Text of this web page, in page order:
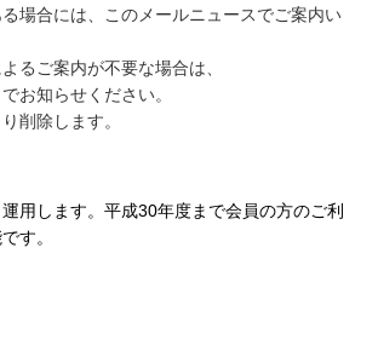
場合には、
このメールニュースでご案内い
るご案内が不要な場合は、
お知らせください。
削除します。
用します。平成30年度まで会員の方のご利
す。